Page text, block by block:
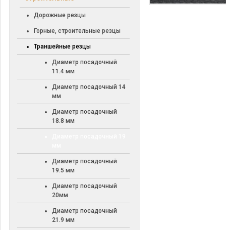
Дорожные резцы
Горные, строительные резцы
Траншейные резцы
Диаметр посадочный
11.4 мм
Диаметр посадочный 14
мм
Диаметр посадочный
18.8 мм
Диаметр посадочный
19.5 мм
Диаметр посадочный
20мм
Диаметр посадочный
21.9 мм